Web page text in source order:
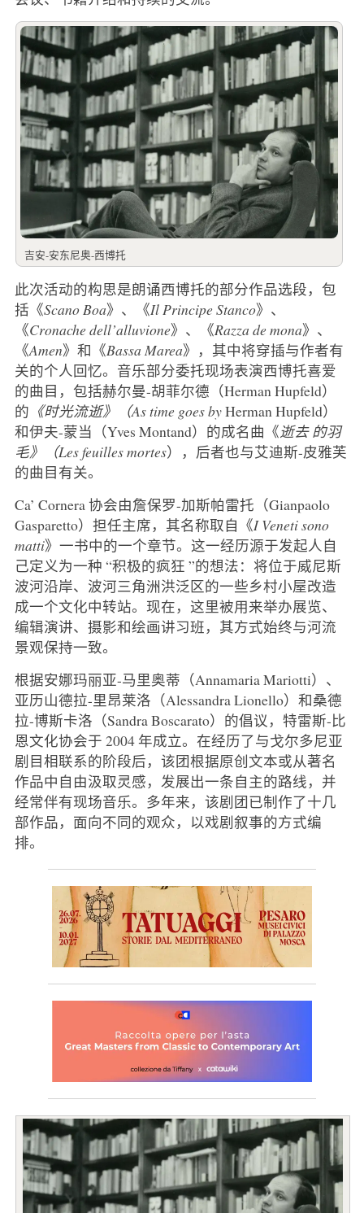
吉安-安东尼奥-西博托
此次活动的构思是朗诵西博托的部分作品选段，包
括《Scano Boa》、《Il Principe Stanco》、
《Cronache dell’alluvione》、《Razza de mona》、
《Amen》和《Bassa Marea》，其中将穿插与作者有
关的个人回忆。音乐部分委托现场表演西博托喜爱
的曲目，包括赫尔曼-胡菲尔德（Herman Hupfeld）
的 《时光流逝》（As time goes byHerman Hupfeld）
和伊夫-蒙当（Yves Montand）的成名曲《逝去 的羽
毛》（Les feuilles mortes），后者也与艾迪斯-皮雅芙
的曲目有关。
Ca’ Cornera 协会由詹保罗-加斯帕雷托（Gianpaolo
Gasparetto）担任主席，其名称取自《I Veneti sono
matti》一书中的一个章节。这一经历源于发起人自
己定义为一种 “积极的疯狂 ”的想法：将位于威尼斯
波河沿岸、波河三角洲洪泛区的一些乡村小屋改造
成一个文化中转站。现在，这里被用来举办展览、
编辑演讲、摄影和绘画讲习班，其方式始终与河流
景观保持一致。
根据安娜玛丽亚-马里奥蒂（Annamaria Mariotti）、
亚历山德拉-里昂莱洛（Alessandra Lionello）和桑德
拉-博斯卡洛（Sandra Boscarato）的倡议，特雷斯-比
恩文化协会于 2004 年成立。在经历了与戈尔多尼亚
剧目相联系的阶段后，该团根据原创文本或从著名
作品中自由汲取灵感，发展出一条自主的路线，并
经常伴有现场音乐。多年来，该剧团已制作了十几
部作品，面向不同的观众，以戏剧叙事的方式编
排。